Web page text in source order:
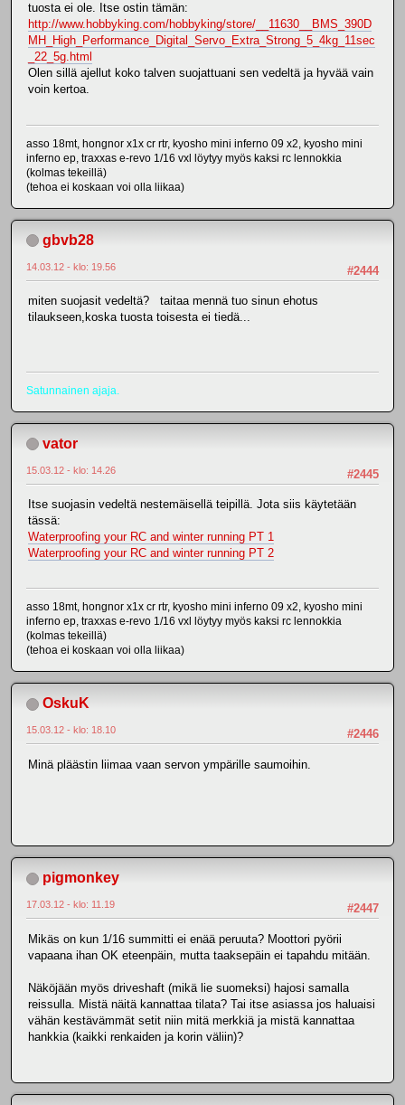
tuosta ei ole. Itse ostin tämän:
http://www.hobbyking.com/hobbyking/store/__11630__BMS_390D
MH_High_Performance_Digital_Servo_Extra_Strong_5_4kg_11sec
_22_5g.html
Olen sillä ajellut koko talven suojattuani sen vedeltä ja hyvää vain
voin kertoa.
asso 18mt, hongnor x1x cr rtr, kyosho mini inferno 09 x2, kyosho mini
inferno ep, traxxas e-revo 1/16 vxl löytyy myös kaksi rc lennokkia
(kolmas tekeillä)
(tehoa ei koskaan voi olla liikaa)
gbvb28
#2444
14.03.12 - klo: 19.56
miten suojasit vedeltä? taitaa mennä tuo sinun ehotus
tilaukseen,koska tuosta toisesta ei tiedä...
Satunnainen ajaja.
vator
#2445
15.03.12 - klo: 14.26
Itse suojasin vedeltä nestemäisellä teipillä. Jota siis käytetään
tässä:
Waterproofing your RC and winter running PT 1
Waterproofing your RC and winter running PT 2
asso 18mt, hongnor x1x cr rtr, kyosho mini inferno 09 x2, kyosho mini
inferno ep, traxxas e-revo 1/16 vxl löytyy myös kaksi rc lennokkia
(kolmas tekeillä)
(tehoa ei koskaan voi olla liikaa)
OskuK
#2446
15.03.12 - klo: 18.10
Minä pläästin liimaa vaan servon ympärille saumoihin.
pigmonkey
#2447
17.03.12 - klo: 11.19
Mikäs on kun 1/16 summitti ei enää peruuta? Moottori pyörii
vapaana ihan OK eteenpäin, mutta taaksepäin ei tapahdu mitään.
Näköjään myös driveshaft (mikä lie suomeksi) hajosi samalla
reissulla. Mistä näitä kannattaa tilata? Tai itse asiassa jos haluaisi
vähän kestävämmät setit niin mitä merkkiä ja mistä kannattaa
hankkia (kaikki renkaiden ja korin väliin)?